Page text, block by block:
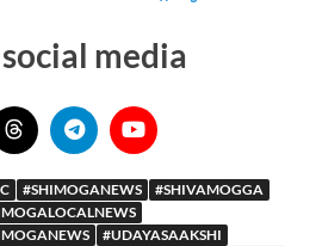
media
#SHIMOGANEWS
#SHIVAMOGGA
#UDAYASAAKSHI